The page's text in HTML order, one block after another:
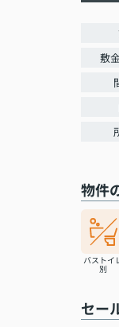
敷
物件
バストイ
別
セー